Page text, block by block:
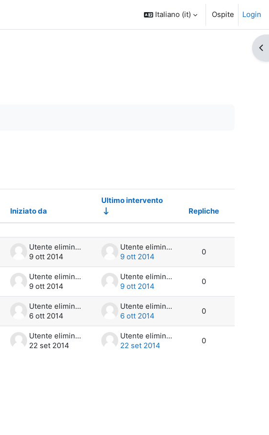
Italiano ‎(it)‎ Ospite Login
Iniziato da
Ultimo intervento
Repliche
Azioni
Utente eliminato
9 ott 2014
Utente eliminato
9 ott 2014
0
Utente eliminato
9 ott 2014
Utente eliminato
9 ott 2014
0
Utente eliminato
6 ott 2014
Utente eliminato
6 ott 2014
0
Utente eliminato
22 set 2014
Utente eliminato
22 set 2014
0